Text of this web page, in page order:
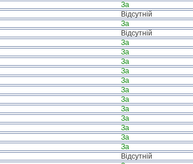
За
Відсутній
За
Відсутній
За
За
За
За
За
За
За
За
За
За
За
За
Відсутній